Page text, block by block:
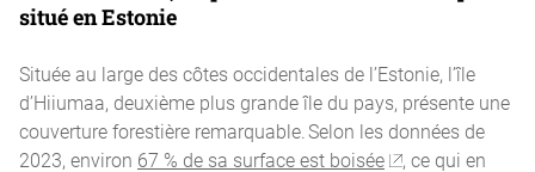
situé en Estonie
Située au large des côtes occidentales de l’Estonie, l’île
d’Hiiumaa, deuxième plus grande île du pays, présente une
couverture forestière remarquable. Selon les données de
2023, environ 67 % de sa surface est boisée
, ce qui en